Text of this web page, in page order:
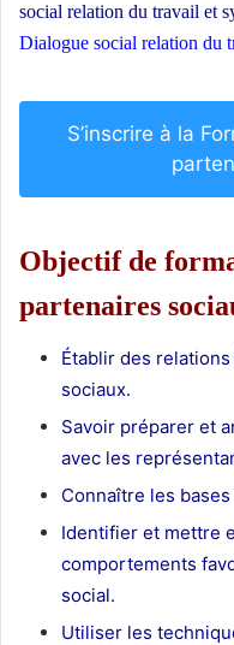
social relation du travail et
Dialogue social relation du
S’inscrire à la
Objectif de
partenaires
Établir des
sociaux.
Savoir préparer et
avec les
Connaître les
Identifier et mettre
comportements
social.
Utiliser les